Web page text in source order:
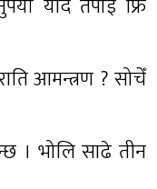
आमन्त्रण ? सोचेँ
। भोलि साढे तीन